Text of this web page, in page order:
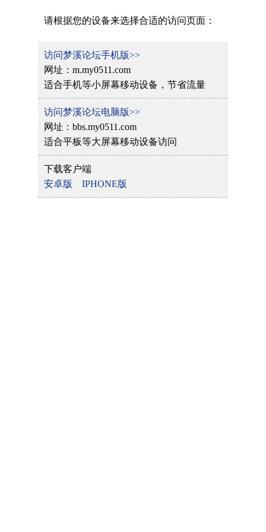
请根据您的设备来选择合适的访问页面：
访问梦溪论坛手机版>>
网址：m.my0511.com
适合手机等小屏幕移动设备，节省流量
访问梦溪论坛电脑版>>
网址：bbs.my0511.com
适合平板等大屏幕移动设备访问
下载客户端
安卓版
IPHONE版